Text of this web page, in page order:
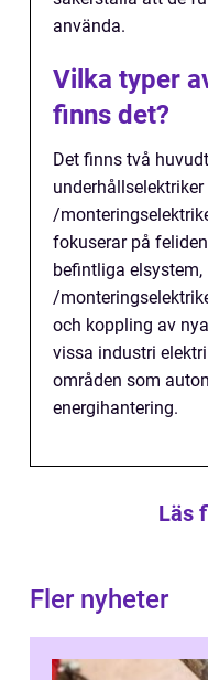
använda.
Vilka typer
finns det?
Det finns två
/
fokuserar på
befintliga
/
och koppling av
vissa industri
områden som
energihantering.
Läs
Fler nyheter